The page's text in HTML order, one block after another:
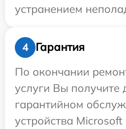
устранением
4
Гарантия
По окончании
услуги Вы получите
гарантийном
устройства